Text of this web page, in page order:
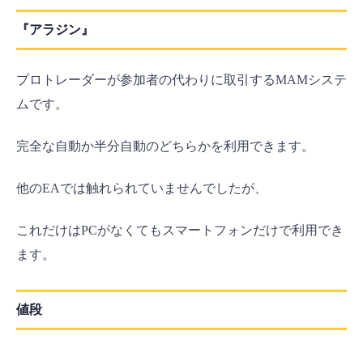
『アラジン』
プロトレーダーが参加者の代わりに取引するMAMシステ
ムです。
完全な自動か半分自動のどちらかを利用できます。
他のEAでは触れられていませんでしたが、
これだけはPCがなくてもスマートフォンだけで利用でき
ます。
値段